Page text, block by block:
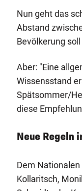
Nun geht das
Abstand
Bevölkerung
Aber: "Eine
Wissensstand
Spätsommer/
diese
Neue Regeln
Dem
Kollaritsch,